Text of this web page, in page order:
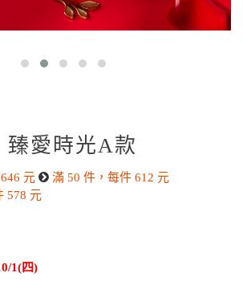
臻愛時光A款
元
滿 50 件，每件 612 元
578 元
1(四)